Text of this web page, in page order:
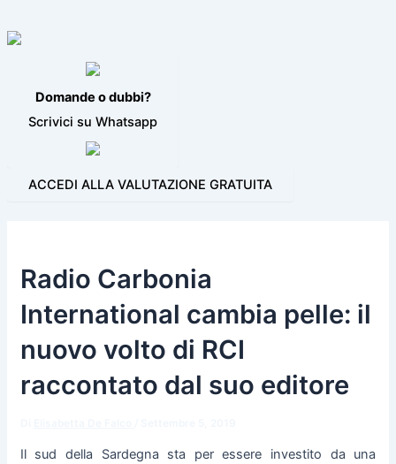
Domande o dubbi?
Scrivici su Whatsapp
ACCEDI ALLA VALUTAZIONE GRATUITA
Radio Carbonia
International cambia pelle: il
nuovo volto di RCI
raccontato dal suo editore
Il sud della Sardegna sta per essere investito da una